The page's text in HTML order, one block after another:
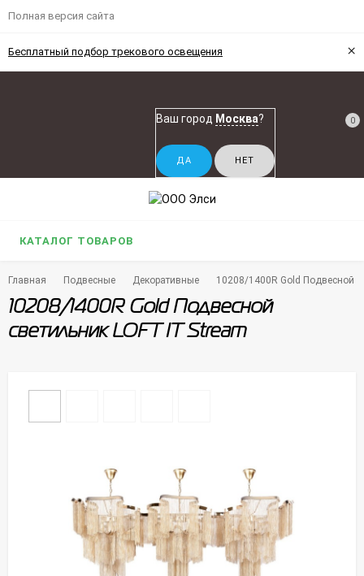
Полная версия сайта
Бесплатный подбор трекового освещения ×
Ваш город Москва? 0
КАТАЛОГ ТОВАРОВ
Главная Подвесные Декоративные 10208/1400R Gold Подвесной
10208/1400R Gold Подвесной
светильник LOFT IT Stream